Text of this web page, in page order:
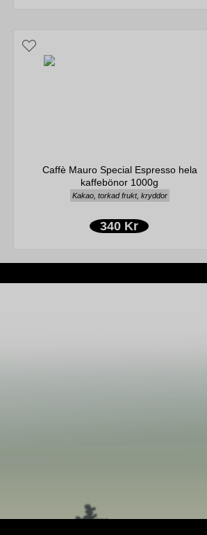
Caffè Mauro Special Espresso hela
kaffebönor 1000g
Kakao, torkad frukt, kryddor
340 Kr